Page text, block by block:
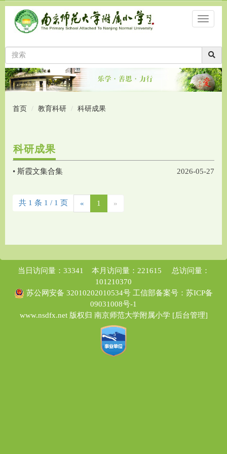
首页 教育科研 科研成果
科研成果
• 斯霞文集合集 2026-05-27
共 1 条 1 / 1 页 « 1 »
当日访问量：33341 本月访问量：221615 总访问量：
101210370
苏公网安备 32010202010534号 工信部备案号：苏ICP备
09031008号-1
www.nsdfx.net 版权归 南京师范大学附属小学 [后台管理]